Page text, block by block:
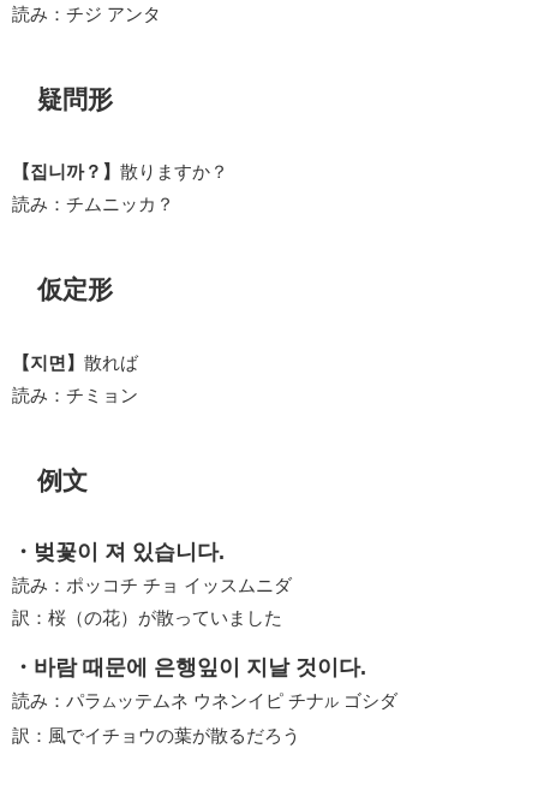
読み：チジ アンタ
疑問形
【집니까？】 散りますか？
読み：チムニッカ？
仮定形
【지면】 散れば
読み：チミョン
例文
・벚꽃이 져 있습니다.
読み：ポッコチ チョ イッスムニダ
訳：桜（の花）が散っていました
・바람 때문에 은행잎이 지날 것이다.
読み：パラ ム ッテムネ ウネンイピ チナ ル ゴシダ
訳：風でイチョウの葉が散るだろう